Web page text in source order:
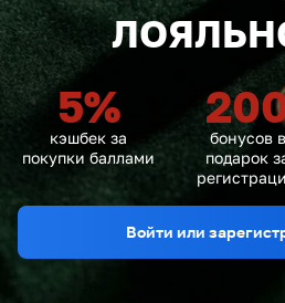
5%
кэшбек за
покупки баллами
бонусов в
подарок
Войти или